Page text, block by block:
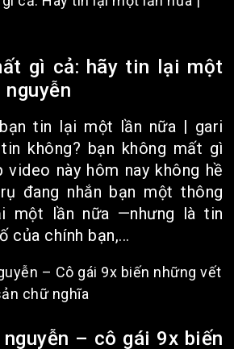
gì cả: hãy tin lại một
tin lại một lần nữa | gari
không? bạn không mất gì
video này hôm nay không hề
đang nhắn bạn một thông
một lần nữa —nhưng là tin
của chính bạn,...
– cô gái 9x biến